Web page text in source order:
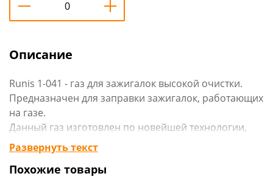
Описание
Runis 1-041 - газ для зажигалок высокой очистки.
Предназначен для заправки зажигалок, работающих
на газе.
Данный газ изготовлен по новейшей технологии,
основанной на использовании очищенного
изобутана.
Не содержит примесей и несгораемых частиц,
Развернуть текст
Похожие товары